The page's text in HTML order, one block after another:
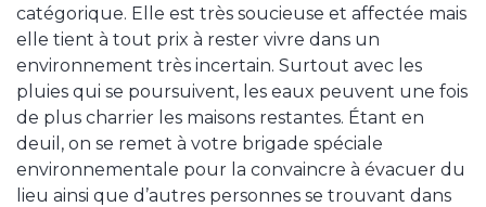
catégorique. Elle est très soucieuse et affectée mais
elle tient à tout prix à rester vivre dans un
environnement très incertain. Surtout avec les
pluies qui se poursuivent, les eaux peuvent une fois
de plus charrier les maisons restantes. Étant en
deuil, on se remet à votre brigade spéciale
environnementale pour la convaincre à évacuer du
lieu ainsi que d’autres personnes se trouvant dans